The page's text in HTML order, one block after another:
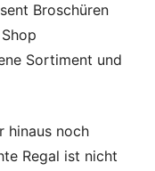
Broschüren
Sortiment und
hinaus noch
Regal ist nicht